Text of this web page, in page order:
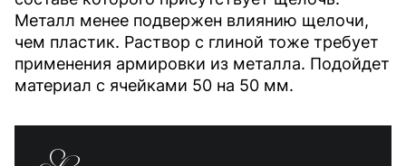
Металл менее подвержен влиянию щелочи,
чем пластик. Раствор с глиной тоже требует
применения армировки из металла. Подойдет
материал с ячейками 50 на 50 мм.